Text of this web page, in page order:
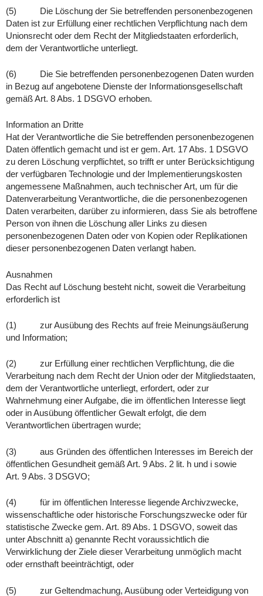
(5) Die Löschung der Sie betreffenden personenbezogenen
Daten ist zur Erfüllung einer rechtlichen Verpflichtung nach dem
Unionsrecht oder dem Recht der Mitgliedstaaten erforderlich,
dem der Verantwortliche unterliegt.
(6) Die Sie betreffenden personenbezogenen Daten wurden
in Bezug auf angebotene Dienste der Informationsgesellschaft
gemäß Art. 8 Abs. 1 DSGVO erhoben.
Information an Dritte
Hat der Verantwortliche die Sie betreffenden personenbezogenen
Daten öffentlich gemacht und ist er gem. Art. 17 Abs. 1 DSGVO
zu deren Löschung verpflichtet, so trifft er unter Berücksichtigung
der verfügbaren Technologie und der Implementierungskosten
angemessene Maßnahmen, auch technischer Art, um für die
Datenverarbeitung Verantwortliche, die die personenbezogenen
Daten verarbeiten, darüber zu informieren, dass Sie als betroffene
Person von ihnen die Löschung aller Links zu diesen
personenbezogenen Daten oder von Kopien oder Replikationen
dieser personenbezogenen Daten verlangt haben.
Ausnahmen
Das Recht auf Löschung besteht nicht, soweit die Verarbeitung
erforderlich ist
(1) zur Ausübung des Rechts auf freie Meinungsäußerung
und Information;
(2) zur Erfüllung einer rechtlichen Verpflichtung, die die
Verarbeitung nach dem Recht der Union oder der Mitgliedstaaten,
dem der Verantwortliche unterliegt, erfordert, oder zur
Wahrnehmung einer Aufgabe, die im öffentlichen Interesse liegt
oder in Ausübung öffentlicher Gewalt erfolgt, die dem
Verantwortlichen übertragen wurde;
(3) aus Gründen des öffentlichen Interesses im Bereich der
öffentlichen Gesundheit gemäß Art. 9 Abs. 2 lit. h und i sowie
Art. 9 Abs. 3 DSGVO;
(4) für im öffentlichen Interesse liegende Archivzwecke,
wissenschaftliche oder historische Forschungszwecke oder für
statistische Zwecke gem. Art. 89 Abs. 1 DSGVO, soweit das
unter Abschnitt a) genannte Recht voraussichtlich die
Verwirklichung der Ziele dieser Verarbeitung unmöglich macht
oder ernsthaft beeinträchtigt, oder
(5) zur Geltendmachung, Ausübung oder Verteidigung von